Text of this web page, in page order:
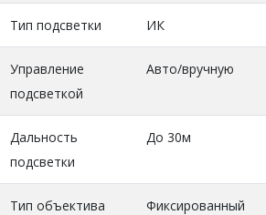
Тип подсветки ИК
Управление
подсветкой
Авто/вручную
Дальность
подсветки
До 30м
Тип объектива Фиксированный